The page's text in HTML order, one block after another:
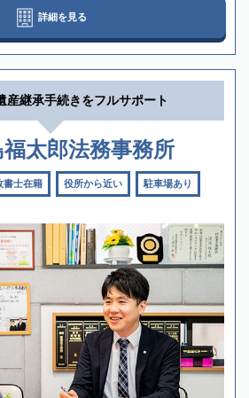
詳細を見る
産継承手続きをフルサポート
太郎法務事務所
書士在籍 役所から近い 駐車場あり